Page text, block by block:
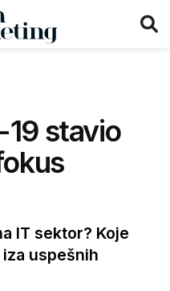
stavio
IT sektor? Koje
uspešnih